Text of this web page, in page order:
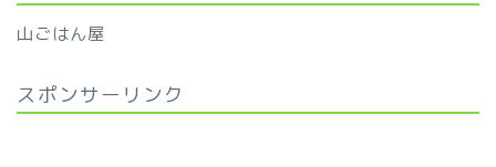
山ごはん屋
スポンサーリンク